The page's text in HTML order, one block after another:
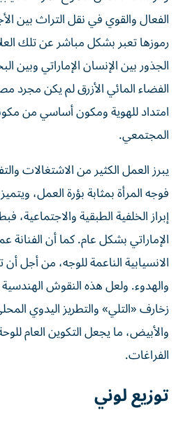
الفعال والقوي في نقل التراث بين
رموزها تعبر بشكل مباشر عن تلك
الجذور بين الإنسان الإماراتي وبين
الفضاء المائي الأزرق لم يكن مجرد
امتداد للهوية ومكون أساسي من
المجتمعي.
يبرز العمل الكثير من الاشتغالات
فوجه المرأة بمثابة بؤرة العمل،
إبراز الخلفية الطبقية والاجتماعية،
الإماراتي بشكل عام. كما أن
الانسيابية الناعمة للوجه، من أجل أن
والهدوء. ولعل هذه النقوش
زخارف «التلي» والتطريز اليدوي
والأبيض، ما يجعل التكوين العام
الفراغات.
توزيع لوني